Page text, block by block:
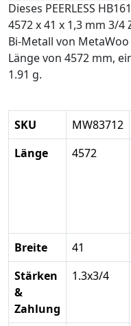
Dieses PEERLESS
4572 x 41 x 1,3 mm 3/
Bi-Metall von
Länge von 4572 mm,
1.91 g.
SKU MW83712
Länge
4572
Breite
41
Stärken
&
Zahlung
1.3x3/4